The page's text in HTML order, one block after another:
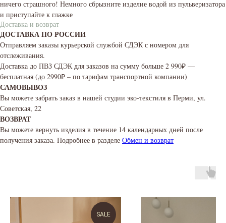
ничего страшного! Немного сбрызните изделие водой из пульверизатора
и приступайте к глажке
Доставка и возврат
ДОСТАВКА ПО РОССИИ
Отправляем заказы курьерской службой СДЭК с номером для
отслеживания.
Доставка до ПВЗ СДЭК для заказов на сумму больше 2 990₽ —
бесплатная (до 2990₽ – по тарифам транспортной компании)
САМОВЫВОЗ
Вы можете забрать заказ в нашей студии эко-текстиля в Перми, ул.
Советская, 22
ВОЗВРАТ
Вы можете вернуть изделия в течение 14 календарных дней после
получения заказа. Подробнее в разделе Обмен и возврат
SALE